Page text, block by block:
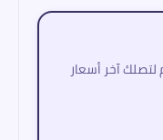
لتصلك آخر أسعار